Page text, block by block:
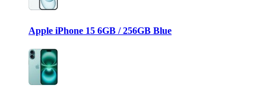
Apple iPhone 15 6GB / 256GB Blue